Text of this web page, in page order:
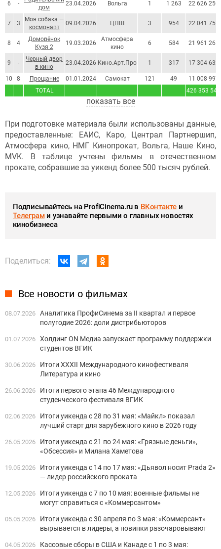
TOTAL 426 353 540
6 -
дом
23.04.2026 Вольга 1 1 263 22 626 250
7 3
Моя собака —
космонавт
09.04.2026 ЦПШ 3 954 22 041 755
8 4
Домовёнок
Кузя 2
19.03.2026
Атмосфера
кино
6 584 21 961 268
9 -
Черный двор
в кино
23.04.2026 Кино.Арт.Про 1 317 17 304 632
10 8 Прощание 01.01.2024 Самокат 121 49 11 008 997
показать все
При подготовке материала были использованы данные,
предоставленные: ЕАИС, Каро, Централ Партнершип,
Атмосфера кино, НМГ Кинопрокат, Вольга, Наше Кино,
MVK. В таблице учтены фильмы в отечественном
прокате, собравшие за уикенд более 500 тысяч рублей.
Подписывайтесь на ProfiCinema.ru в ВКонтакте и
Телеграми узнавайте первыми о главных новостях
кинобизнеса
Поделиться:
Все новости о фильмах
08.07.2026 Аналитика ПрофиСинема за II квартал и первое
полугодие 2026: доли дистрибьюторов
01.07.2026 Холдинг ON Медиа запускает программу поддержки
студентов ВГИК
30.06.2026
Итоги XXXII Международного кинофестиваля
Литература и кино
26.06.2026
Итоги первого этапа 46 Международного
студенческого фестиваля ВГИК
02.06.2026
Итоги уикенда с 28 по 31 мая: «Майкл» показал
лучший старт для зарубежного кино в 2026 году
26.05.2026
Итоги уикенда с 21 по 24 мая: «Грязные деньги»,
«Обсессия» и Милана Хаметова
19.05.2026
Итоги уикенда с 14 по 17 мая: «Дьявол носит Prada 2»
— лидер российского проката
12.05.2026
Итоги уикенда с 7 по 10 мая: военные фильмы не
могут справиться с «Коммерсантом»
05.05.2026
Итоги уикенда с 30 апреля по 3 мая: «Коммерсант»
вырывается в лидеры, а новинки разочаровывают
04.05.2026
Кассовые сборы в США и Канаде с 1 по 3 мая: